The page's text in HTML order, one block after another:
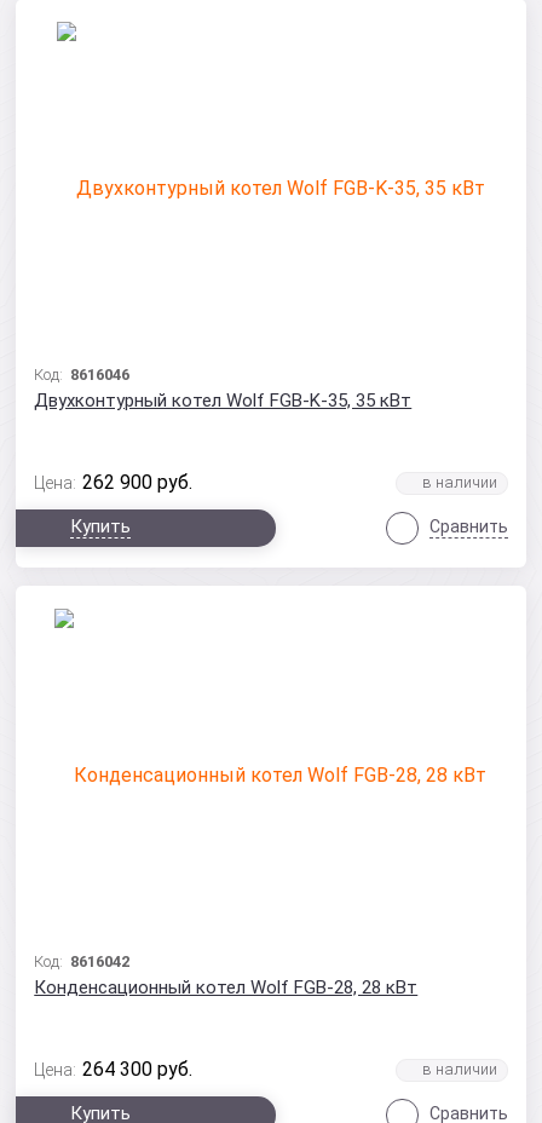
Код: 8616046
Двухконтурный котел Wolf FGB-K-35, 35 кВт
Цена: 262 900 руб.
Купить Сравнить
Код: 8616042
Конденсационный котел Wolf FGB-28, 28 кВт
Цена: 264 300 руб.
Купить Сравнить